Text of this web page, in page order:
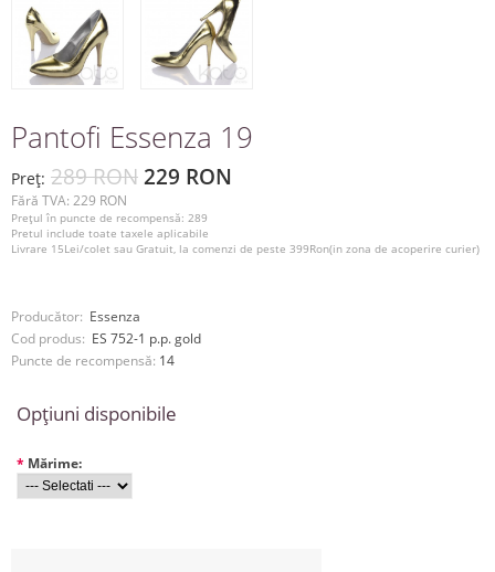
Pantofi Essenza 19
Preţ: 289 RON229 RON
Fără TVA: 229 RON
Preţul în puncte de recompensă: 289
Pretul include toate taxele aplicabile
Livrare 15Lei/colet sau Gratuit, la comenzi de peste 399Ron(in zona de acoperire curier)
Producător: Essenza
Cod produs: ES 752-1 p.p. gold
Puncte de recompensă: 14
Opţiuni disponibile
* Mărime: